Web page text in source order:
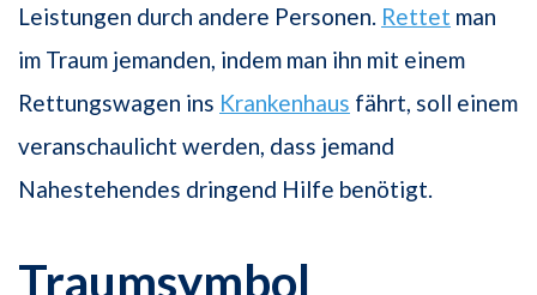
Leistungen durch andere Personen. Rettet man
im Traum jemanden, indem man ihn mit einem
Rettungswagen ins Krankenhaus fährt, soll einem
veranschaulicht werden, dass jemand
Nahestehendes dringend Hilfe benötigt.
Traumsymbol